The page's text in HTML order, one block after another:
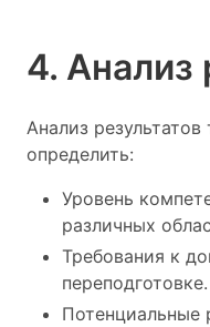
4. Анализ
Анализ
определить:
Уровень
различных
Требования к
переподготовке.
Потенциальные